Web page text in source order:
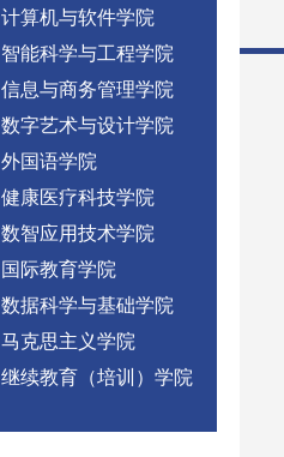
计算机与软件学院
智能科学与工程学院
信息与商务管理学院
数字艺术与设计学院
外国语学院
健康医疗科技学院
数智应用技术学院
国际教育学院
数据科学与基础学院
马克思主义学院
继续教育（培训）学院